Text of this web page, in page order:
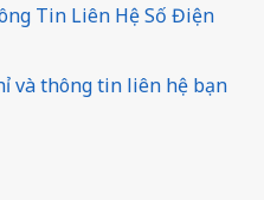
Tin Liên Hệ Số Điện
và thông tin liên hệ bạn